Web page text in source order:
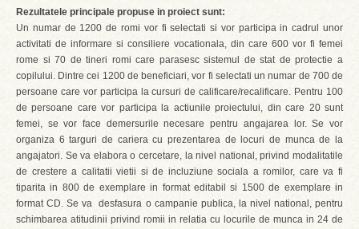
Rezultatele principale propuse in proiect sunt:
Un numar de 1200 de romi vor fi selectati si vor participa in cadrul unor
activitati de informare si consiliere vocationala, din care 600 vor fi femei
rome si 70 de tineri romi care parasesc sistemul de stat de protectie a
copilului. Dintre cei 1200 de beneficiari, vor fi selectati un numar de 700 de
persoane care vor participa la cursuri de calificare/recalificare. Pentru 100
de persoane care vor participa la actiunile proiectului, din care 20 sunt
femei, se vor face demersurile necesare pentru angajarea lor. Se vor
organiza 6 targuri de cariera cu prezentarea de locuri de munca de la
angajatori. Se va elabora o cercetare, la nivel national, privind modalitatile
de crestere a calitatii vietii si de incluziune sociala a romilor, care va fi
tiparita in 800 de exemplare in format editabil si 1500 de exemplare in
format CD. Se va desfasura o campanie publica, la nivel national, pentru
schimbarea atitudinii privind romii in relatia cu locurile de munca in 24 de